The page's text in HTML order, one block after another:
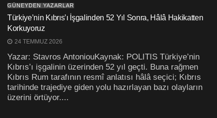
GÜNEYDEN YAZARLAR
Türkiye’nin Kıbrıs’ı İşgalinden 52 Yıl Sonra, Hâlâ Hakikatten
Korkuyoruz
24 TEMMUZ 2026
Yazar: Stavros AntoniouKaynak: POLITIS Türkiye’nin
Kıbrıs’ı işgalinin üzerinden 52 yıl geçti. Buna rağmen
Kıbrıs Rum tarafının resmî anlatısı hâlâ seçici; Kıbrıs
tarihinde trajediye giden yolu hazırlayan bazı olayların
üzerini örtüyor....